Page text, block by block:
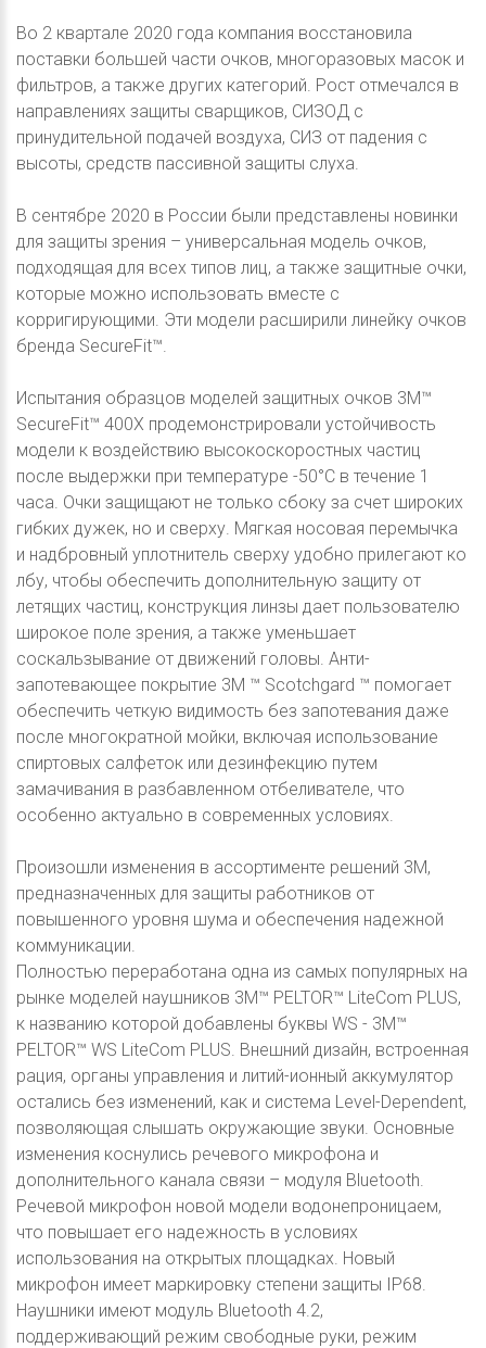
Во 2 квартале 2020 года компания восстановила
поставки большей части очков, многоразовых масок и
фильтров, а также других категорий. Рост отмечался в
направлениях защиты сварщиков, СИЗОД с
принудительной подачей воздуха, СИЗ от падения с
высоты, средств пассивной защиты слуха.
В сентябре 2020 в России были представлены новинки
для защиты зрения – универсальная модель очков,
подходящая для всех типов лиц, а также защитные очки,
которые можно использовать вместе с
корригирующими. Эти модели расширили линейку очков
бренда SecureFit™.
Испытания образцов моделей защитных очков 3M™
SecureFit™ 400X продемонстрировали устойчивость
модели к воздействию высокоскоростных частиц
после выдержки при температуре -50°С в течение 1
часа. Очки защищают не только сбоку за счет широких
гибких дужек, но и сверху. Мягкая носовая перемычка
и надбровный уплотнитель сверху удобно прилегают ко
лбу, чтобы обеспечить дополнительную защиту от
летящих частиц, конструкция линзы дает пользователю
широкое поле зрения, а также уменьшает
соскальзывание от движений головы. Анти-
запотевающее покрытие 3M ™ Scotchgard ™ помогает
обеспечить четкую видимость без запотевания даже
после многократной мойки, включая использование
спиртовых салфеток или дезинфекцию путем
замачивания в разбавленном отбеливателе, что
особенно актуально в современных условиях.
Произошли изменения в ассортименте решений 3M,
предназначенных для защиты работников от
повышенного уровня шума и обеспечения надежной
коммуникации.
Полностью переработана одна из самых популярных на
рынке моделей наушников 3M™ PELTOR™ LiteCom PLUS,
к названию которой добавлены буквы WS - 3M™
PELTOR™ WS LiteCom PLUS. Внешний дизайн, встроенная
рация, органы управления и литий-ионный аккумулятор
остались без изменений, как и система Level-Dependent,
позволяющая слышать окружающие звуки. Основные
изменения коснулись речевого микрофона и
дополнительного канала связи – модуля Bluetooth.
Речевой микрофон новой модели водонепроницаем,
что повышает его надежность в условиях
использования на открытых площадках. Новый
микрофон имеет маркировку степени защиты IP68.
Наушники имеют модуль Bluetooth 4.2,
поддерживающий режим свободные руки, режим